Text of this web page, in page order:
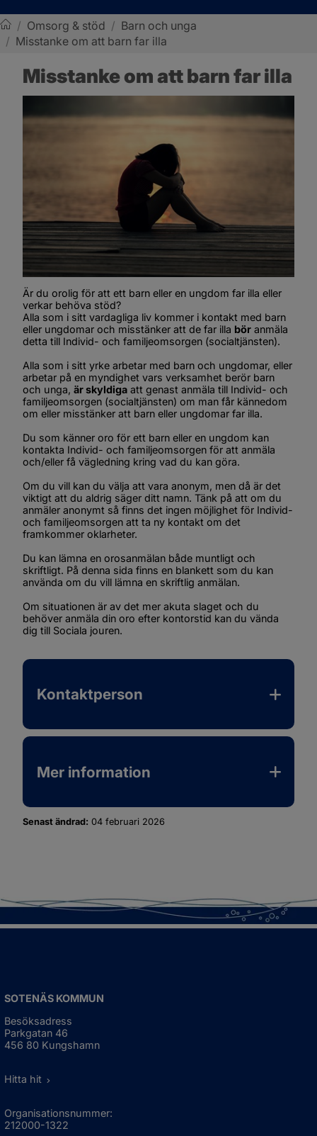
Sotenäs kommun
/ Omsorg & stöd / Barn och unga
/ Misstanke om att barn far illa
Misstanke om att barn far illa
Är du orolig för att ett barn eller en ungdom far illa eller
verkar behöva stöd?
Alla som i sitt vardagliga liv kommer i kontakt med barn
eller ungdomar och misstänker att de far illa bör anmäla
detta till Individ- och familjeomsorgen (socialtjänsten).
Alla som i sitt yrke arbetar med barn och ungdomar, eller
arbetar på en myndighet vars verksamhet berör barn
och unga, är skyldiga att genast anmäla till Individ- och
familjeomsorgen (socialtjänsten) om man får kännedom
om eller misstänker att barn eller ungdomar far illa.
Du som känner oro för ett barn eller en ungdom kan
kontakta Individ- och familjeomsorgen för att anmäla
och/eller få vägledning kring vad du kan göra.
Om du vill kan du välja att vara anonym, men då är det
viktigt att du aldrig säger ditt namn. Tänk på att om du
anmäler anonymt så finns det ingen möjlighet för Individ-
och familjeomsorgen att ta ny kontakt om det
framkommer oklarheter.
Du kan lämna en orosanmälan både muntligt och
skriftligt. På denna sida finns en blankett som du kan
använda om du vill lämna en skriftlig anmälan.
Om situationen är av det mer akuta slaget och du
behöver anmäla din oro efter kontorstid kan du vända
dig till Sociala jouren.
Kontaktperson
Mer information
Senast ändrad: 04 februari 2026
SOTENÄS KOMMUN
Besöksadress
Parkgatan 46
456 80 Kungshamn
Hitta hit
Organisationsnummer:
212000-1322